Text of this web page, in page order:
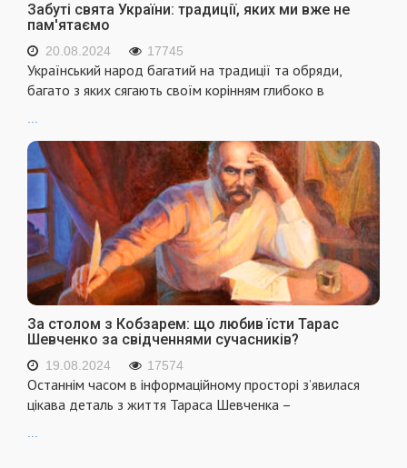
Забуті свята України: традиції, яких ми вже не
пам'ятаємо
20.08.2024 17745
Український народ багатий на традиції та обряди,
багато з яких сягають своїм корінням глибоко в
...
За столом з Кобзарем: що любив їсти Тарас
Шевченко за свідченнями сучасників?
19.08.2024 17574
Останнім часом в інформаційному просторі з’явилася
цікава деталь з життя Тараса Шевченка –